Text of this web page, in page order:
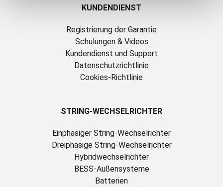
KUNDENDIENST
Registrierung der Garantie
Schulungen & Videos
Kundendienst und Support
Datenschutzrichtlinie
Cookies-Richtlinie
STRING-WECHSELRICHTER
Einphasiger String-Wechselrichter
Dreiphasige String-Wechselrichter
Hybridwechselrichter
BESS-Außensysteme
Batterien